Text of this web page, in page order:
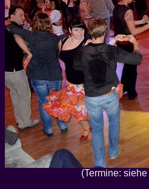
(Termine: siehe